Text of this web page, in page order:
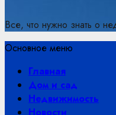
Все, что нужно знать о
Основное меню
Главная
Дом и сад
Недвижимость